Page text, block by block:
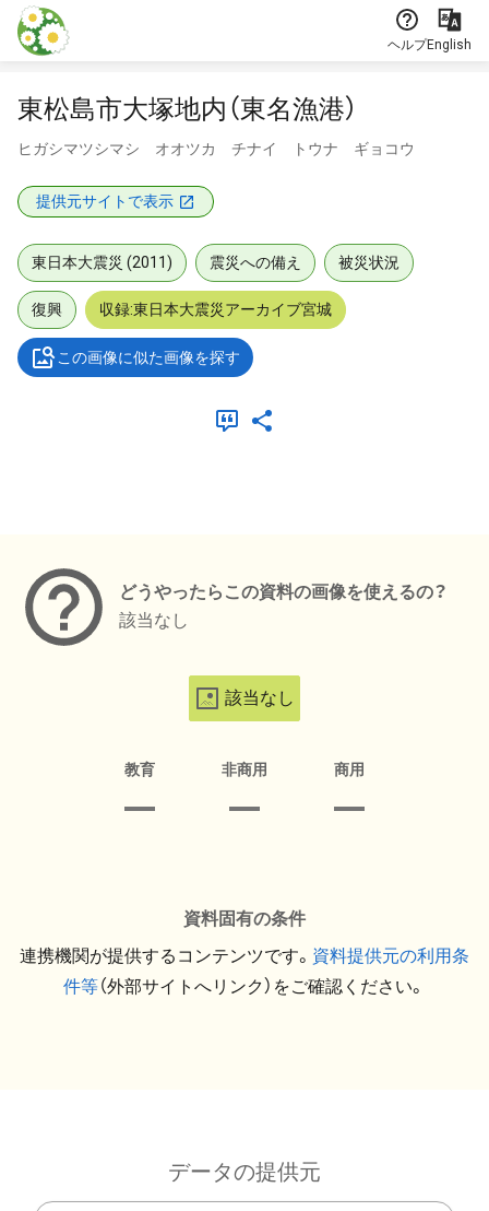
本文に飛ぶ
ヘルプEnglish
東松島市大塚地内（東名漁港）
ヒガシマツシマシ オオツカ チナイ トウナ ギョコウ
提供元サイトで表示
東日本大震災 (2011) 震災への備え 被災状況
復興 収録:東日本大震災アーカイブ宮城
この画像に似た画像を探す
どうやったらこの資料の画像を使えるの？
該当なし
該当なし
教育 非商用 商用
資料固有の条件
連携機関が提供するコンテンツです。 資料提供元の利用条
件等（外部サイトへリンク）をご確認ください。
データの提供元